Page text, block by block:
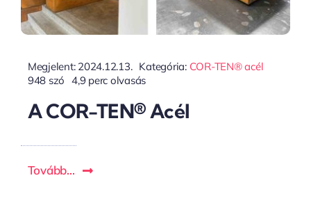
Megjelent: 2024.12.13. Kategória: COR-TEN® acél
948 szó 4,9 perc olvasás
A COR-TEN® Acél
Tovább...